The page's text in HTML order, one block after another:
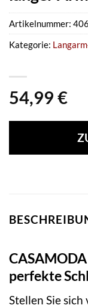
54,99 €
Artikelnummer:
Kategorie:
perfekte
Stellen Sie